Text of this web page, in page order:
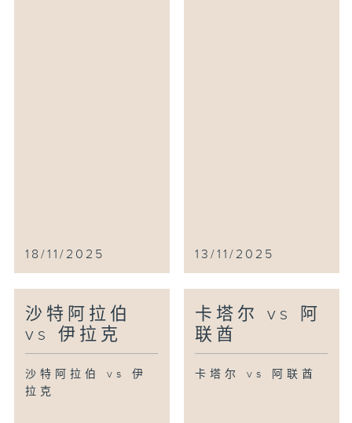
18/11/2025 13/11/2025
沙特阿拉伯
vs 伊拉克
沙特阿拉伯 vs 伊
拉克
卡塔尔 vs 阿
联酋
卡塔尔 vs 阿联酋